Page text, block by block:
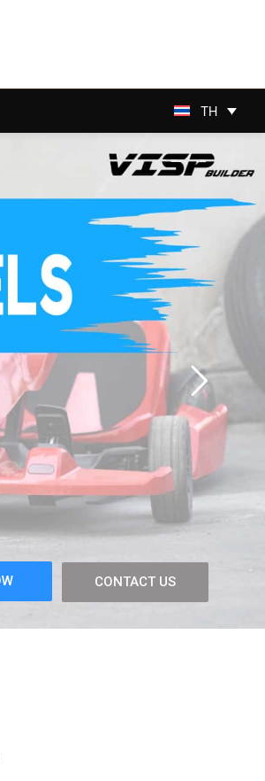
TH
CONTACT US